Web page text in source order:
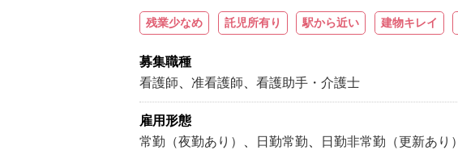
残業少なめ 託児所有り 駅から近い 建物キレイ
募集職種
看護師
准看護師 看護助手・介護士
雇用形態
常勤（夜勤あり）
日勤常勤 日勤非常勤（更新あり）